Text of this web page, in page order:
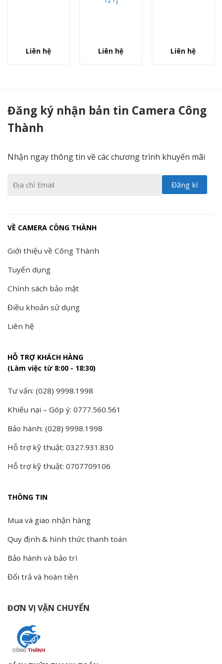
Liên hệ Liên hệ Liên hệ
Đăng ký nhận bản tin Camera Công
Thành
Nhận ngay thông tin về các chương trình khuyến mãi
VỀ CAMERA CÔNG THÀNH
Giới thiệu về Công Thành
Tuyển dụng
Chính sách bảo mật
Điều khoản sử dụng
Liên hệ
HỖ TRỢ KHÁCH HÀNG
(Làm việc từ 8:00 - 18:30)
Tư vấn: (028) 9998.1998
Khiếu nại – Góp ý: 0777.560.561
Bảo hành: (028) 9998.1998
Hỗ trợ kỹ thuật: 0327.931.830
Hỗ trợ kỹ thuật: 0707709106
THÔNG TIN
Mua và giao nhận hàng
Quy định & hình thức thanh toán
Bảo hành và bảo trì
Đổi trả và hoàn tiền
ĐƠN VỊ VẬN CHUYỂN